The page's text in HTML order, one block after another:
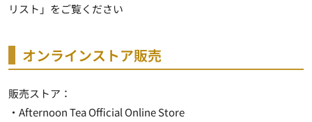
リスト」をご覧ください
オンラインストア販売
販売ストア：
・Afternoon Tea Official Online Store